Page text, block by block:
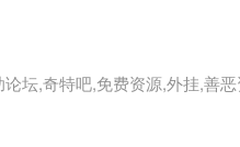
坛,奇特吧,免费资源,外挂,善